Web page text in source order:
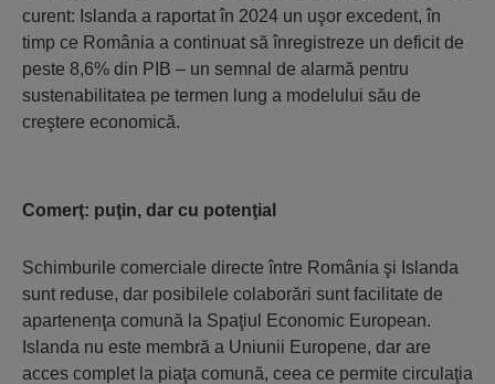
curent: Islanda a raportat în 2024 un uşor excedent, în
timp ce România a continuat să înregistreze un deficit de
peste 8,6% din PIB – un semnal de alarmă pentru
sustenabilitatea pe termen lung a modelului său de
creştere economică.
Comerţ: puţin, dar cu potenţial
Schimburile comerciale directe între România şi Islanda
sunt reduse, dar posibilele colaborări sunt facilitate de
apartenenţa comună la Spaţiul Economic European.
Islanda nu este membră a Uniunii Europene, dar are
acces complet la piaţa comună, ceea ce permite circulaţia